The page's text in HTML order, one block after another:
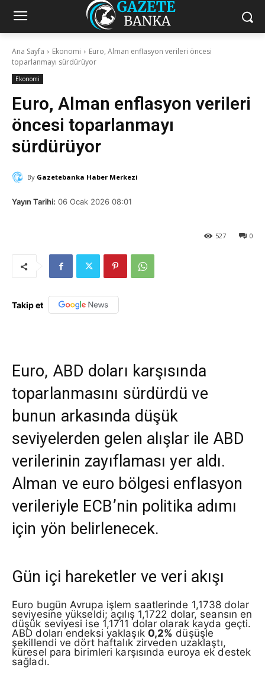
Ana Sayfa Ekonomi
Euro, Alman enflasyon verileri öncesi
toparlanmayı sürdürüyor
Ekonomi
Euro, Alman enflasyon verileri
öncesi toparlanmayı
sürdürüyor
By Gazetebanka Haber Merkezi
Yayın Tarihi: 06 Ocak 2026 08:01
0
527
Takip et
Euro, ABD doları karşısında
toparlanmasını sürdürdü ve
bunun arkasında düşük
seviyelerden gelen alışlar ile ABD
verilerinin zayıflaması yer aldı.
Alman ve euro bölgesi enflasyon
verileriyle ECB’nin politika adımı
için yön belirlenecek.
Gün içi hareketler ve veri akışı
Euro bugün Avrupa işlem saatlerinde 1,1738 dolar
seviyesine yükseldi; açılış 1,1722 dolar, seansın en
düşük seviyesi ise 1,1711 dolar olarak kayda geçti.
ABD doları endeksi yaklaşık 0,2% düşüşle
şekillendi ve dört haftalık zirveden uzaklaştı,
küresel para birimleri karşısında euroya ek destek
sağladı.